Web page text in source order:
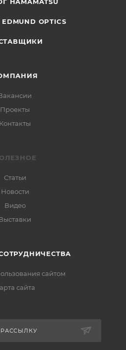
OPTICS
Проекты
Контакты
Статьи
Новости
Видео
сайтом
сайта